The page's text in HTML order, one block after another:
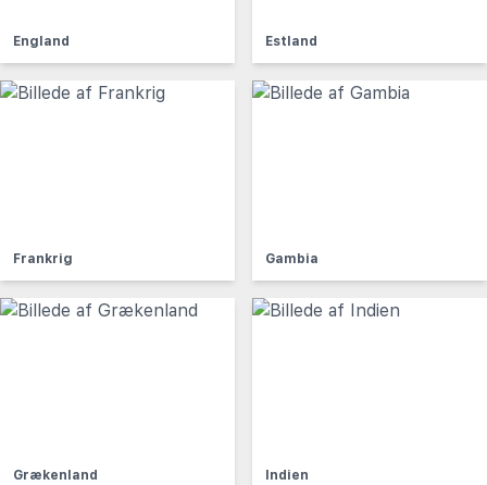
England Estland
Frankrig Gambia
Grækenland Indien